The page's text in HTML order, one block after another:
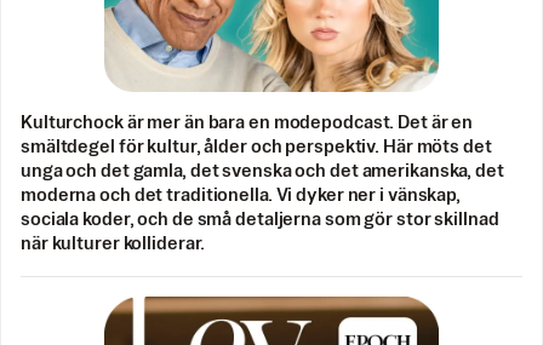
Kulturchock är mer än bara en modepodcast. Det är en
smältdegel för kultur, ålder och perspektiv. Här möts det
unga och det gamla, det svenska och det amerikanska, det
moderna och det traditionella. Vi dyker ner i vänskap,
sociala koder, och de små detaljerna som gör stor skillnad
när kulturer kolliderar.